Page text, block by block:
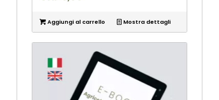
Aggiungi al carrello Mostra dettagli